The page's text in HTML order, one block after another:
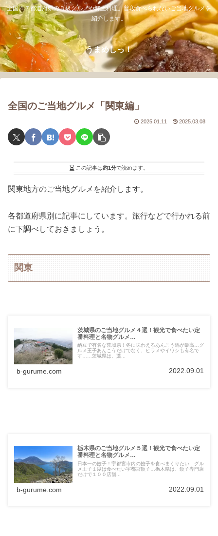
全国４７都道府県のＢ級グルメや郷土料理。普段食べられないご当地グルメを
紹介します。
うまめしっ！
全国のご当地グルメ「関東編」
2025.01.11 2025.03.08
この記事は約1分で読めます。
関東地方のご当地グルメを紹介します。
各都道府県別に記事にしています。旅行などで行かれる前
に下調べしておきましょう。
関東
茨城県のご当地グルメ４選！観光で食べたい定
番料理と名物グルメ…
納豆で有名な茨城県！冬に味わえるあんこう鍋が最高…グ
ルメ王子あんこうだけでなく、ヒラメやイワシも有名で
す……茨城県は、藁...
b-gurume.com 2022.09.01
栃木県のご当地グルメ５選！観光で食べたい定
番料理と名物グルメ…
日本一の餃子！宇都宮市内の餃子を食べまくりたい…グル
メ王子１度は食べたい宇都宮餃子…栃木県は、餃子専門店
だけで１００店舗...
b-gurume.com 2022.09.01